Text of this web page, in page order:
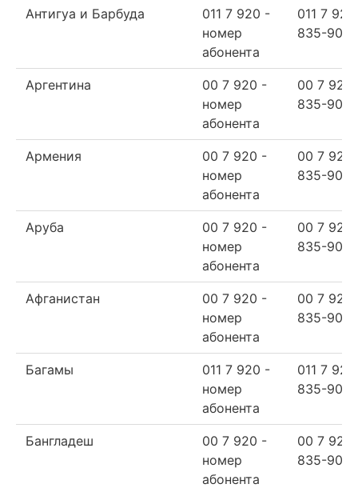
Антигуа и Барбуда
011 7 920 -
номер
абонента
011 7 920
835-90-
Аргентина
00 7 920 -
номер
абонента
00 7 920
835-90-
Армения
00 7 920 -
номер
абонента
00 7 920
835-90-
Аруба
00 7 920 -
номер
абонента
00 7 920
835-90-
Афганистан
00 7 920 -
номер
абонента
00 7 920
835-90-
Багамы
011 7 920 -
номер
абонента
011 7 920
835-90-
Бангладеш
00 7 920 -
номер
абонента
00 7 920
835-90-